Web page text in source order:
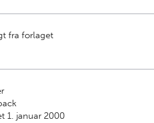
fra forlaget
1. januar 2000